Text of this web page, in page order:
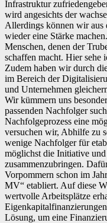
Infrastruktur
wird angesichts der
Allerdings können wir aus
wieder eine Stärke
Menschen, denen der
schaffen macht. Hier sehe
Zudem haben wir durch
im Bereich der
und Unternehmen
Wir kümmern uns
passenden Nachfolger
Nachfolgeprozess eine
versuchen wir, Abhilfe zu
wenige Nachfolger für
möglichst die Initiative und
zusammenzubringen.
Vorpommern schon im
MV“ etabliert. Auf diese
wertvolle Arbeitsplätze
Lösung, um eine